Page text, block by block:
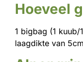
Hoeveel
1 bigbag (1
laagdikte van